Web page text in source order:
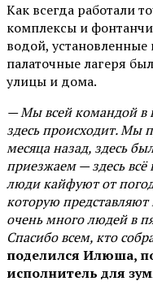
Как всегда работали
комплексы и
водой,
палаточные лагеря
улицы и дома.
— Мы всей командой в
здесь происходит. Мы
месяца назад, здесь
приезжаем — здесь всё
люди кайфуют от
которую
очень много людей в
Спасибо всем, кто
поделился Илюша,
исполнитель для